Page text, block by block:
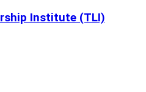
Institute (TLI)